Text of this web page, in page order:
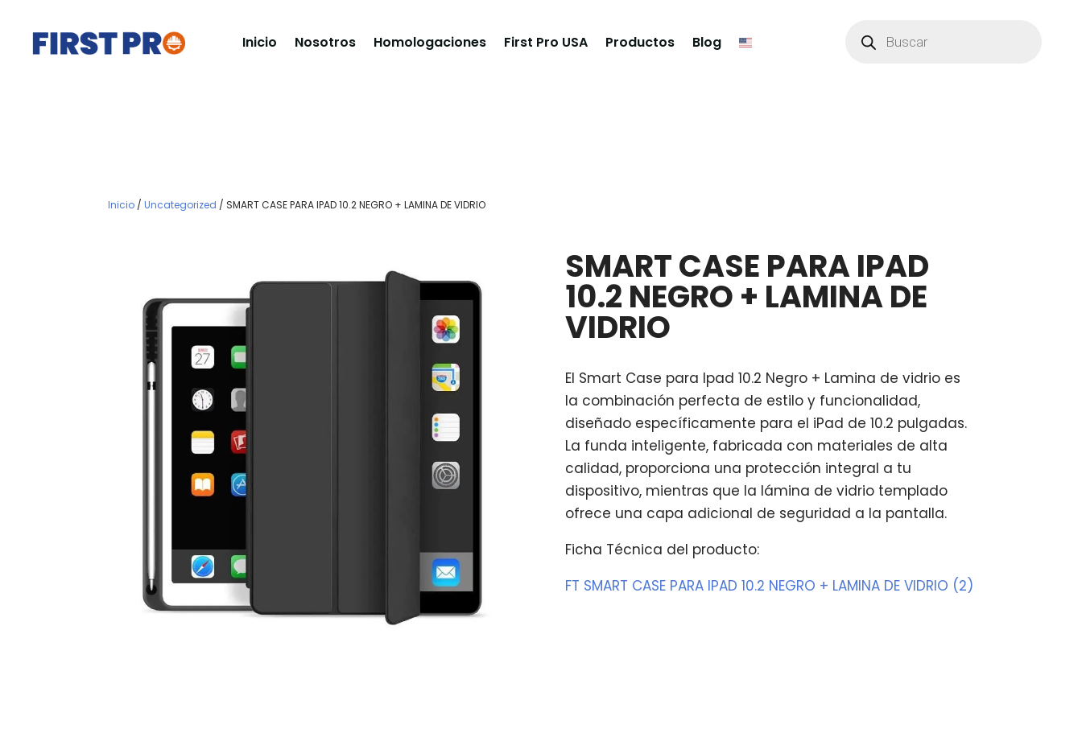
Inicio Nosotros Homologaciones First Pro USA Productos Blog de
productos
Inicio /Uncategorized / SMART CASE PARA IPAD 10.2 NEGRO + LAMINA DE VIDRIO
SMART CASE PARA IPAD
10.2 NEGRO + LAMINA DE
VIDRIO
El Smart Case para Ipad 10.2 Negro + Lamina de vidrio es
la combinación perfecta de estilo y funcionalidad,
diseñado específicamente para el iPad de 10.2 pulgadas.
La funda inteligente, fabricada con materiales de alta
calidad, proporciona una protección integral a tu
dispositivo, mientras que la lámina de vidrio templado
ofrece una capa adicional de seguridad a la pantalla.
Ficha Técnica del producto:
FT SMART CASE PARA IPAD 10.2 NEGRO + LAMINA DE VIDRIO (2)